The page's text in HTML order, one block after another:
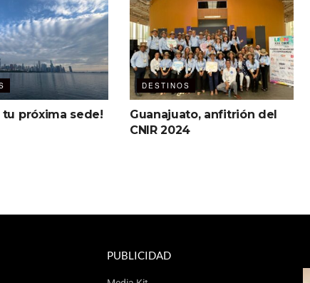
tu próxima sede!
DESTINOS
Guanajuato, anfitrión del
CNIR 2024
PUBLICIDAD